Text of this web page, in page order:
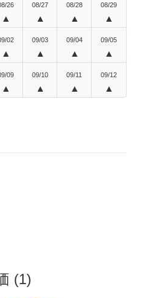
26
▲
08/27
▲
08/28
▲
08/29
▲
02
▲
09/03
▲
09/04
▲
09/05
▲
09
▲
09/10
▲
09/11
▲
09/12
▲
(1)